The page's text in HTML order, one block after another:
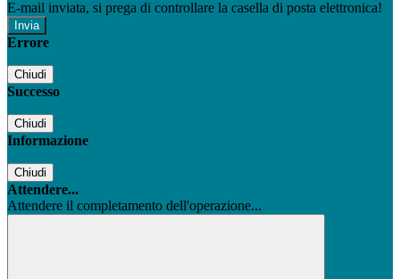
E-mail inviata, si prega di controllare la casella di posta elettronica!
Errore
Chiudi
Successo
Chiudi
Informazione
Chiudi
Attendere...
Attendere il completamento dell'operazione...